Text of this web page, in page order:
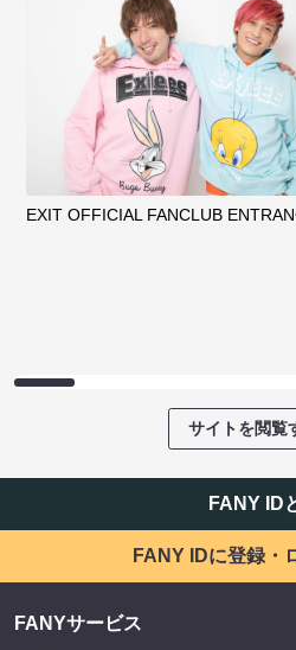
EXIT OFFICIAL FANCLUB
サイトを閲覧
FANY ID
FANY IDに登録・
FANYサービス